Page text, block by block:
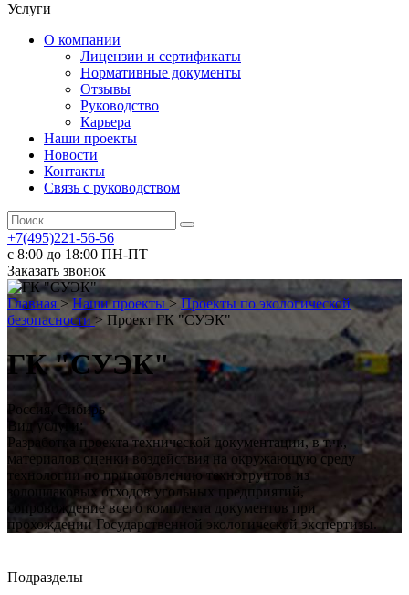
Услуги
О компании
Лицензии и сертификаты
Нормативные документы
Отзывы
Руководство
Карьера
Наши проекты
Новости
Контакты
Связь с руководством
+7(495)221-56-56
с 8:00 до 18:00 ПН-ПТ
Заказать звонок
Главная >Наши проекты >Проекты по экологической
безопасности > Проект ГК "СУЭК"
ГК "СУЭК"
Россия, Сибирь
Вид услуги:
Разработка проекта технической документации, в т.ч.,
материалов оценки воздействия на окружающую среду
технологии по приготовлению техногрунтов из
золошлаковых отходов угольных предприятий,
сопровождение всего комплекта документов при
прохождении Государственной экологической экспертизы.
Подразделы